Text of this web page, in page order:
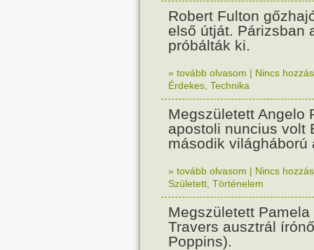
Robert Fulton
első útját. Párizsban
próbálták ki.
» tovább olvasom | Nincs
Érdekes Technika
Megszületett Angelo
apostoli nuncius volt
második világháború
» tovább olvasom | Nincs
Született Történelem
Megszületett Pamela
Travers ausztrál
Poppins).